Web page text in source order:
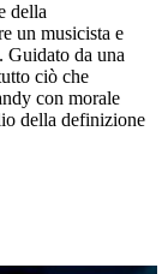
della
un musicista e
Guidato da una
ciò che
con morale
della definizione